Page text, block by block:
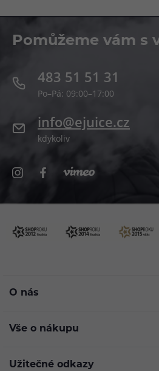
Pomůžeme vám s
483 51 51 31
Po–Pá: 09:00–17:00
info@ejuice.cz
kdykoliv
O nás
Vše o nákupu
Užitečné odkazy